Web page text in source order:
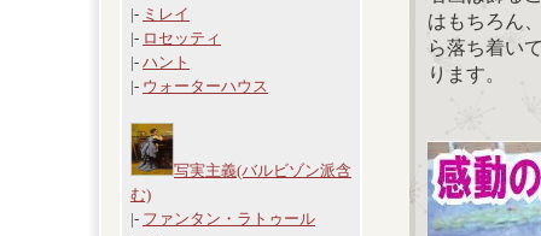
|- ミレイ
|- ロセッティ
|- ハント
|- ウォーターハウス
写実主義(バルビゾン派含
む)
|- ファンタン・ラトゥール
はもちろん
ら落ち着い
ります。